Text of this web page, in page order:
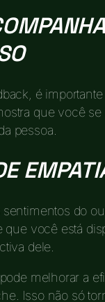
é
que você
pessoa.
do
que você está
dele.
melhorar a
Isso não só